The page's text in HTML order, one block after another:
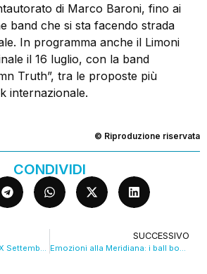
di Marco Baroni, fino ai
band che si sta facendo strada
In programma anche il Limoni
il 16 luglio, con la band
Truth”, tra le proposte più
internazionale.
© Riproduzione riservata
CONDIVIDI
ModenaBalla: piazza XX Settembre gremita per il primo appuntamento di giugno. VIDEO
SUCCESSIVO
Emozioni alla Meridiana: i ball boys in campo con le campionesse. VIDEO